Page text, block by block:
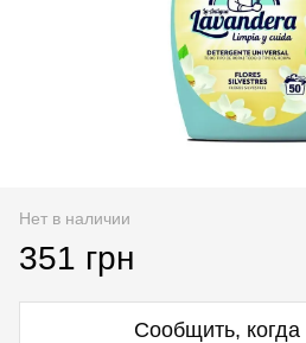
Нет в наличии
351 грн
Сообщить, когда